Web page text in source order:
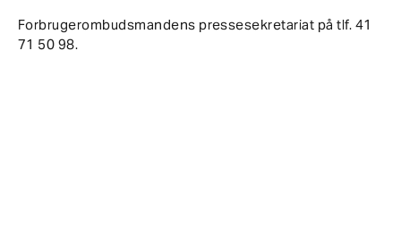
Forbrugerombudsmandens pressesekretariat på tlf. 41
71 50 98.